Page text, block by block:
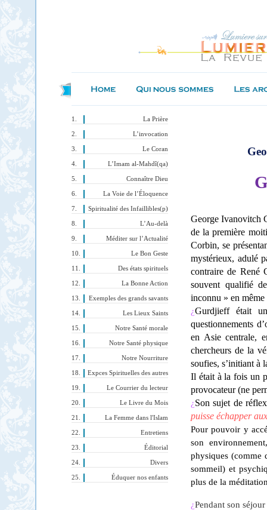
La Prière
L’invocation
Le Coran
L’Imam al-Mahdî(qa)
Connaître Dieu
La Voie de l’Éloquence
Spiritualité des Infaillibles(p)
L’Au-delà
Méditer sur l’Actualité
Le Bon Geste
Des états spirituels
La Bonne Action
Exemples des grands savants
Les Lieux Saints
Notre Santé morale
Notre Santé physique
Notre Nourriture
Expces Spirituelles des autres
Le Courrier du lecteur
Le Livre du Mois
La Femme dans l'Islam
Entretiens
Éditorial
Divers
Éduquer nos enfants
George Ivanovitch
de la première
Corbin, se
mystérieux, adulé
contraire de René
souvent qualifié
inconnu » en même
¿Gurdjieff était
questionnements
en Asie centrale,
chercheurs de la
soufies, s’initiant à
Il était à la fois un
provocateur (ne
¿Son sujet de
puisse échapper
Pour pouvoir y
son
physiques (comme
sommeil) et
plus de la
¿Pendant son